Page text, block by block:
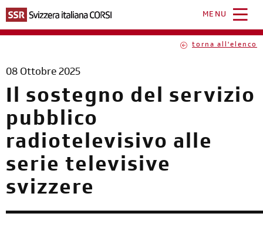
contenuto
principale
MENU
torna all'elenco
Il sostegno del servizio
pubblico
radiotelevisivo alle
serie televisive
svizzere
08 Ottobre 2025